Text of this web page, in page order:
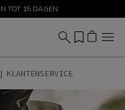
– SHOP NU
TOT 15 DAGEN
KLANTENSERVICE